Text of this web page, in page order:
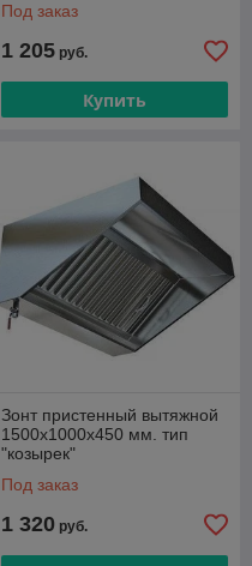
Под заказ
1 205 руб.
Купить
Зонт пристенный вытяжной
1500х1000х450 мм. тип
"козырек"
Под заказ
1 320 руб.